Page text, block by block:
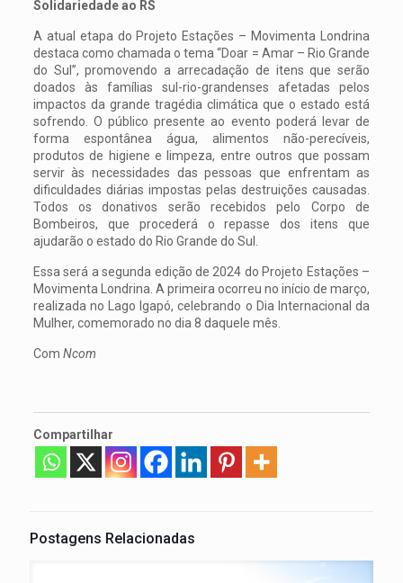
Solidariedade ao RS
A atual etapa do Projeto Estações – Movimenta Londrina
destaca como chamada o tema “Doar = Amar – Rio Grande
do Sul”, promovendo a arrecadação de itens que serão
doados às famílias sul-rio-grandenses afetadas pelos
impactos da grande tragédia climática que o estado está
sofrendo. O público presente ao evento poderá levar de
forma espontânea água, alimentos não-perecíveis,
produtos de higiene e limpeza, entre outros que possam
servir às necessidades das pessoas que enfrentam as
dificuldades diárias impostas pelas destruições causadas.
Todos os donativos serão recebidos pelo Corpo de
Bombeiros, que procederá o repasse dos itens que
ajudarão o estado do Rio Grande do Sul.
Essa será a segunda edição de 2024 do Projeto Estações –
Movimenta Londrina. A primeira ocorreu no início de março,
realizada no Lago Igapó, celebrando o Dia Internacional da
Mulher, comemorado no dia 8 daquele mês.
Com Ncom
Compartilhar
Postagens Relacionadas